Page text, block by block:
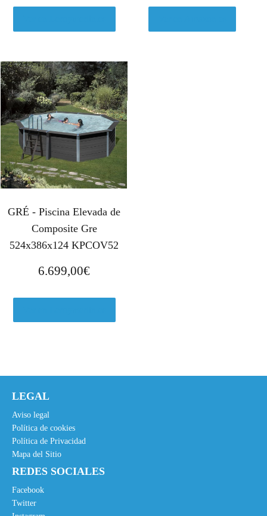
GRÉ - Piscina Elevada de
Composite Gre
524x386x124 KPCOV52
6.699,00€
LEGAL
Aviso legal
Política de cookies
Política de Privacidad
Mapa del Sitio
REDES SOCIALES
Facebook
Twitter